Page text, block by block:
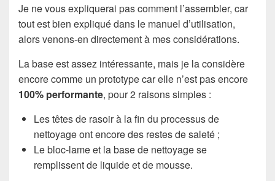
Je ne vous expliquerai pas comment l’assembler, car
tout est bien expliqué dans le manuel d’utilisation,
alors venons-en directement à mes considérations.
La base est assez intéressante, mais je la considère
encore comme un prototype car elle n’est pas encore
100% performante, pour 2 raisons simples :
Les têtes de rasoir à la fin du processus de
nettoyage ont encore des restes de saleté ;
Le bloc-lame et la base de nettoyage se
remplissent de liquide et de mousse.